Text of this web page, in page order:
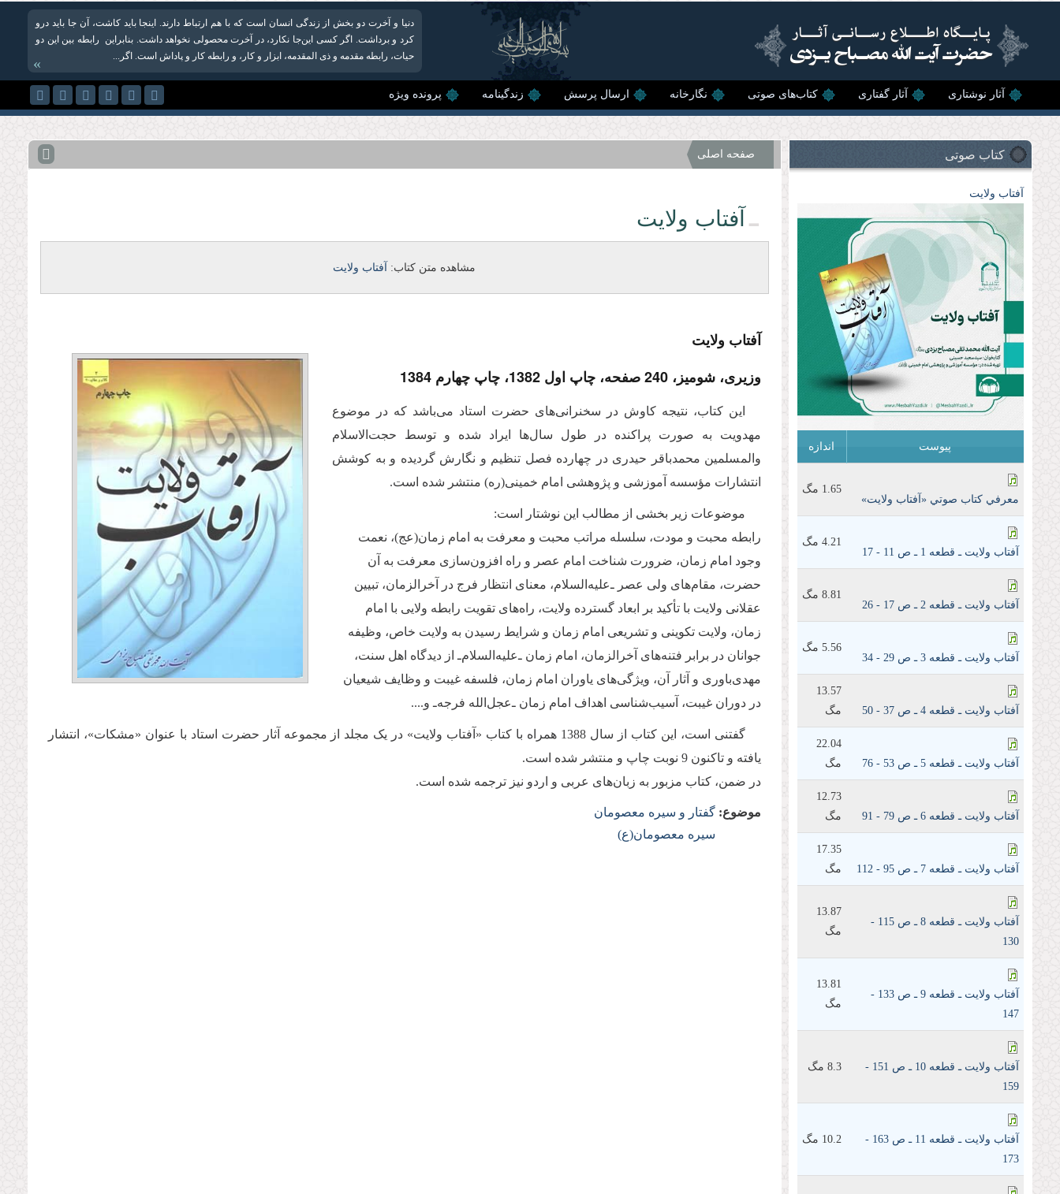
دنیا و آخرت دو بخش از زندگی انسان است که با هم ارتباط دارند. اینجا باید کاشت، آن جا باید درو
کرد و برداشت. اگر کسی این‌جا نکارد، در آخرت محصولی نخواهد داشت. بنابراین رابطه بین این دو
حیات، رابطه مقدمه و ذی المقدمه، ابزار و کار، و رابطه کار و پاداش است. اگر...
»
آثار نوشتاری آثار گفتاری کتاب‌های صوتی نگارخانه ارسال پرسش زندگینامه پرونده ویژه
کتاب صوتی
آفتاب ولايت
پیوست اندازه
معرفي كتاب صوتي «آفتاب ولايت»
1.65 مگ
آفتاب ولايت ـ قطعه 1 ـ ص 11 - 17
4.21 مگ
آفتاب ولايت ـ قطعه 2 ـ ص 17 - 26
8.81 مگ
آفتاب ولايت ـ قطعه 3 ـ ص 29 - 34
5.56 مگ
آفتاب ولايت ـ قطعه 4 ـ ص 37 - 50
13.57
مگ
آفتاب ولايت ـ قطعه 5 ـ ص 53 - 76
22.04
مگ
آفتاب ولايت ـ قطعه 6 ـ ص 79 - 91
12.73
مگ
آفتاب ولايت ـ قطعه 7 ـ ص 95 - 112
17.35
مگ
آفتاب ولايت ـ قطعه 8 ـ ص 115 -
130
13.87
مگ
آفتاب ولايت ـ قطعه 9 ـ ص 133 -
147
13.81
مگ
آفتاب ولايت ـ قطعه 10 ـ ص 151 -
159
8.3 مگ
آفتاب ولايت ـ قطعه 11 ـ ص 163 -
173
10.2 مگ
صفحه اصلی
آفتاب ولایت‏
مشاهده متن کتاب: آفتاب ولایت‏
آفتاب ولایت‏
وزیری، شومیز، 240 صفحه، چاپ اول 1382، چاپ چهارم 1384
این کتاب، نتیجه کاوش در سخنرانی‌های حضرت استاد می‌باشد که در موضوع
مهدویت به صورت پراکنده در طول سال‌ها ایراد شده و توسط حجت‌الاسلام
والمسلمین محمدباقر حیدری در چهارده فصل تنظیم و نگارش گردیده و به کوشش
انتشارات مؤسسه آموزشی و پژوهشی امام خمینی(ره) منتشر شده است.
موضوعات زیر بخشی از مطالب این نوشتار است:
رابطه محبت و مودت، سلسله مراتب محبت و معرفت به امام زمان(عج)، نعمت
وجود امام زمان، ضرورت شناخت امام عصر و راه افزون‌سازی معرفت به آن
حضرت، مقام‌های ولی عصر ـ‌علیه‌السلام، معنای انتظار فرج در آخرالزمان، تبیین
عقلانی ولایت با تأکید بر ابعاد گسترده ولایت، راه‌های تقویت رابطه ولایی با امام
زمان، ولایت تکوینی و تشریعی امام زمان و شرایط رسیدن به ولایت خاص، وظیفه
جوانان در برابر فتنه‌های آخرالزمان، امام زمان ـ‌علیه‌السلام‌ـ از دیدگاه اهل سنت،
مهدی‌باوری و آثار آن، ویژگی‌های یاوران امام زمان، فلسفه غیبت و وظایف شیعیان
در دوران غیبت، آسیب‌شناسی اهداف امام زمان ـ‌عجل‌الله فرجه‌ـ و....
گفتنی است، این کتاب از سال 1388 همراه با کتاب «آفتاب ولایت» در یک مجلد از مجموعه آثار حضرت استاد با عنوان «مشکات»، انتشار
یافته و تاکنون 9 نوبت چاپ و منتشر شده است.
در ضمن، کتاب مزبور به زبان‌های عربی و اردو نیز ترجمه شده است.
موضوع:گفتار و سیره معصومان
سیره معصومان(ع)